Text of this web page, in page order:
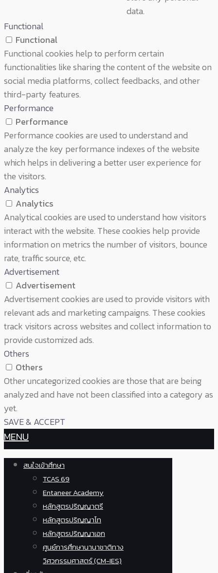
data.
Functional
Functional
Functional cookies help to perform certain
functionalities like sharing the content of the website on
social media platforms, collect feedbacks, and other
third-party features.
Performance
Performance
Performance cookies are used to understand and
analyze the key performance indexes of the website
which helps in delivering a better user experience for
the visitors.
Analytics
Analytics
Analytical cookies are used to understand how visitors
interact with the website. These cookies help provide
information on metrics the number of visitors, bounce
rate, traffic source, etc.
Advertisement
Advertisement
Advertisement cookies are used to provide visitors with
relevant ads and marketing campaigns. These cookies
track visitors across websites and collect information to
provide customized ads.
Others
Others
Other uncategorized cookies are those that are being
analyzed and have not been classified into a category as
yet.
SAVE & ACCEPT
MENU
สนใจเข้าศึกษา
TCAS 69
Entaneer Academy
หลักสูตรปริญญาตรี
หลักสูตรปริญญาโท
หลักสูตรปริญญาเอก
ศูนย์การศึกษานานาชาติทาง
วิศวกรรมศาสตร์ (CM-IES)